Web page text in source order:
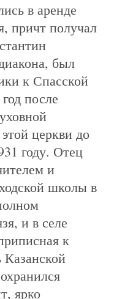
в аренде
причт получал
был
к Спасской
после
церкви до
году. Отец
и
школы в
и в селе
к
Казанской
ярко